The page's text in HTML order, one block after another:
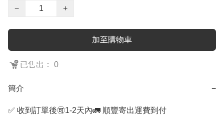
−
+
加至購物車
已售出： 0
簡介 −
✅ 收到訂單後🉑1-2天內🚛 順豐寄出運費到付